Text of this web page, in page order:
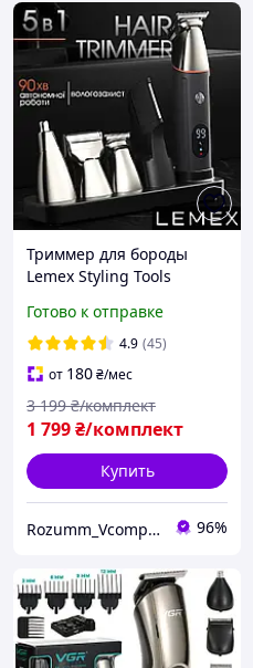
Триммер для бороды
Lemex Styling Tools
волос аккумуляторная,
триммер для носа,
Готово к отправке
4.9 (45)
от 180₴/мес
1 799₴/комплект
3 199 ₴/комплект
Купить
Rozumm_VcompanY 96%